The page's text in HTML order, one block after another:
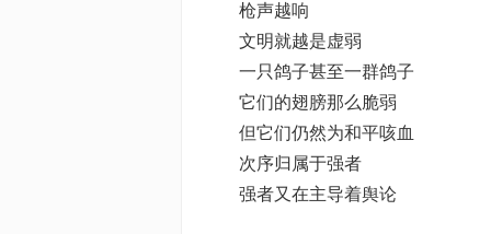
枪声越响
文明就越是虚弱
一只鸽子甚至一群鸽子
它们的翅膀那么脆弱
但它们仍然为和平咳血
次序归属于强者
强者又在主导着舆论